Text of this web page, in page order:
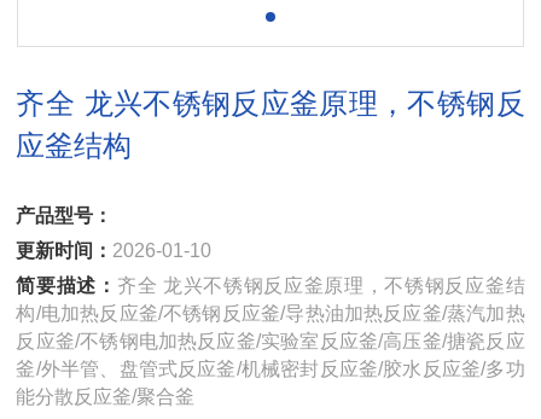
齐全 龙兴不锈钢反应釜原理，不锈钢反
应釜结构
产品型号：
更新时间： 2026-01-10
简要描述： 齐全 龙兴不锈钢反应釜原理，不锈钢反应釜结
构/电加热反应釜/不锈钢反应釜/导热油加热反应釜/蒸汽加热
反应釜/不锈钢电加热反应釜/实验室反应釜/高压釜/搪瓷反应
釜/外半管、盘管式反应釜/机械密封反应釜/胶水反应釜/多功
能分散反应釜/聚合釜